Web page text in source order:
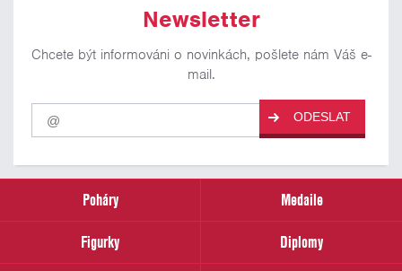
Newsletter
Chcete být informováni o novinkách, pošlete nám Váš e-
mail.
Pro
odběr
našich
email
ODESLAT
Poháry
Medaile
Figurky
Diplomy